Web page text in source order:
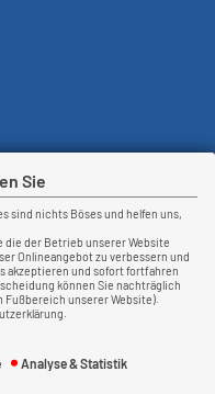
Sie
sind nichts Böses und helfen uns,
die der Betrieb unserer Website
Onlineangebot zu verbessern und
akzeptieren und sofort fortfahren
können Sie nachträglich
Fußbereich unserer Website).
Analyse & Statistik